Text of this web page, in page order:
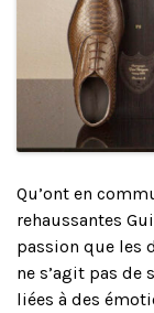
Qu’ont en
rehaussantes
passion que les
ne s’agit pas
liées à des